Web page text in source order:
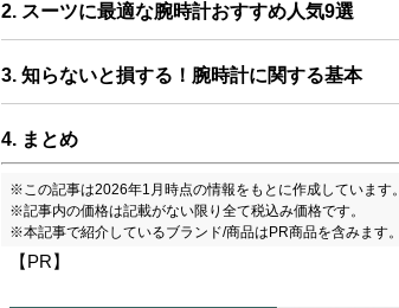
2. スーツに最適な腕時計おすすめ人気9選
3. 知らないと損する！腕時計に関する基本
4. まとめ
※この記事は2026年1月時点の情報をもとに作成しています。
※記事内の価格は記載がない限り全て税込み価格です。
※本記事で紹介しているブランド/商品はPR商品を含みます。
【PR】